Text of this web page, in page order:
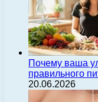
Почему ваша
правильного
20.06.2026